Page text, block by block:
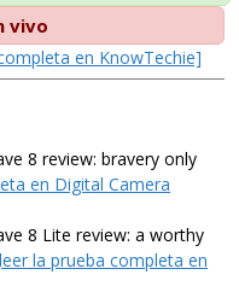
vivo
en KnowTechie]
8 review: bravery only
en Digital Camera
8 Lite review: a worthy
la prueba completa en